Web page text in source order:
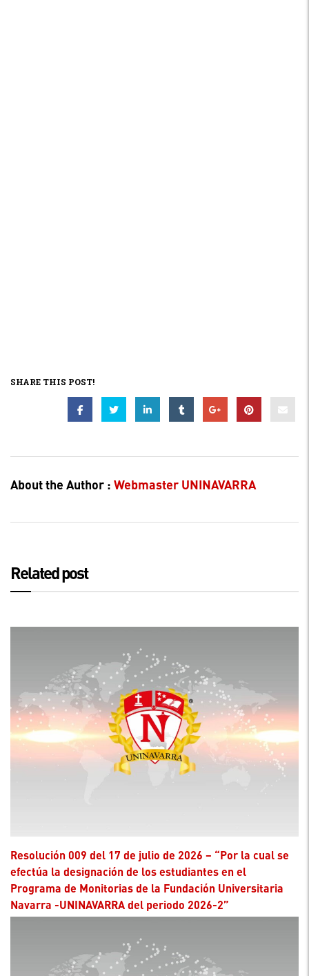
SHARE THIS POST!
About the Author : Webmaster UNINAVARRA
Related post
Resolución 009 del 17 de julio de 2026 – “Por la cual se
efectúa la designación de los estudiantes en el
Programa de Monitorias de la Fundación Universitaria
Navarra -UNINAVARRA del periodo 2026-2”